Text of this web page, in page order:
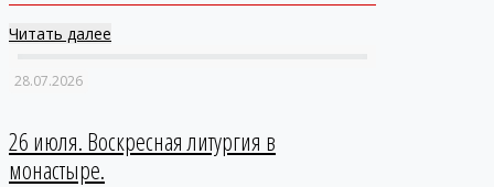
Читать далее
28.07.2026
26 июля. Воскресная литургия в
монастыре.